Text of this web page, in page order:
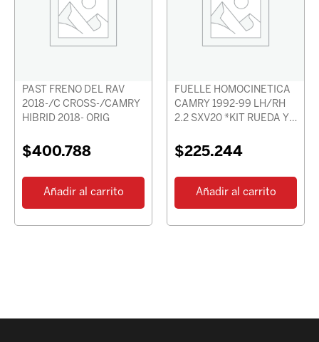
PAST FRENO DEL RAV
2018-/C CROSS-/CAMRY
HIBRID 2018- ORIG
$400.788
Añadir al carrito
FUELLE HOMOCINETICA
CAMRY 1992-99 LH/RH
2.2 SXV20 *KIT RUEDA Y
$225.244
Añadir al carrito